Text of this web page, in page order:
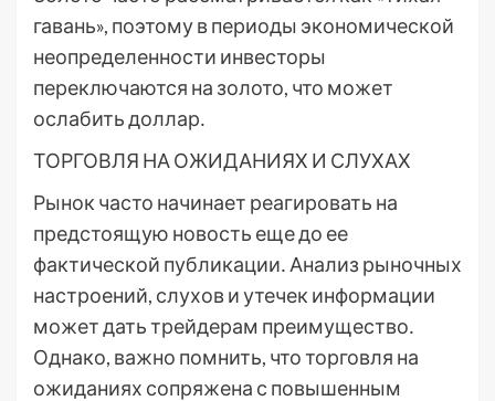
гавань», поэтому в периоды экономической
неопределенности инвесторы
переключаются на золото, что может
ослабить доллар․
ТОРГОВЛЯ НА ОЖИДАНИЯХ И СЛУХАХ
Рынок часто начинает реагировать на
предстоящую новость еще до ее
фактической публикации․ Анализ рыночных
настроений, слухов и утечек информации
может дать трейдерам преимущество․
Однако, важно помнить, что торговля на
ожиданиях сопряжена с повышенным